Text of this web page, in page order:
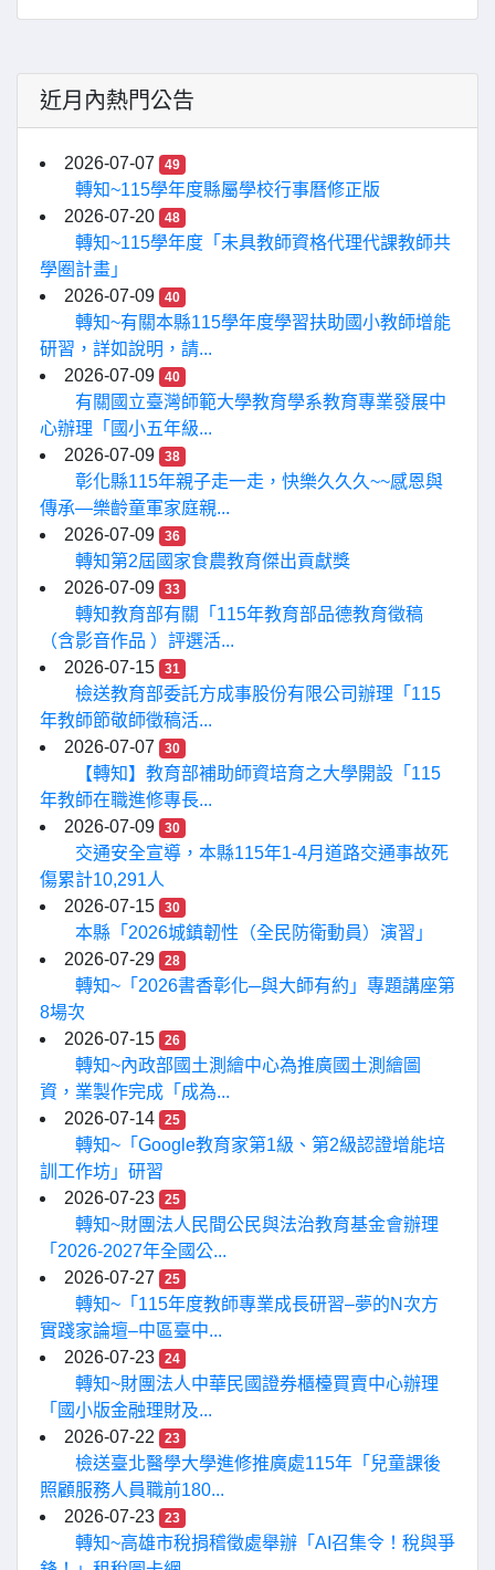
近月內熱門公告
2026-07-07 49
轉知~115學年度縣屬學校行事曆修正版
2026-07-20
48
轉知~115學年度「未具教師資格代理代課教師共
學圈計畫」
2026-07-09
40
轉知~有關本縣115學年度學習扶助國小教師增能
研習，詳如說明，請...
2026-07-09
40
有關國立臺灣師範大學教育學系教育專業發展中
心辦理「國小五年級...
2026-07-09
38
彰化縣115年親子走一走，快樂久久久~~感恩與
傳承—樂齡童軍家庭親...
2026-07-09
36
轉知第2屆國家食農教育傑出貢獻獎
2026-07-09
33
轉知教育部有關「115年教育部品德教育徵稿
（含影音作品 ）評選活...
2026-07-15
31
檢送教育部委託方成事股份有限公司辦理「115
年教師節敬師徵稿活...
2026-07-07
30
【轉知】教育部補助師資培育之大學開設「115
年教師在職進修專長...
2026-07-09
30
交通安全宣導，本縣115年1-4月道路交通事故死
傷累計10,291人
2026-07-15
30
本縣「2026城鎮韌性（全民防衛動員）演習」
2026-07-29
28
轉知~「2026書香彰化─與大師有約」專題講座第
8場次
2026-07-15
26
轉知~內政部國土測繪中心為推廣國土測繪圖
資，業製作完成「成為...
2026-07-14
25
轉知~「Google教育家第1級、第2級認證增能培
訓工作坊」研習
2026-07-23
25
轉知~財團法人民間公民與法治教育基金會辦理
「2026-2027年全國公...
2026-07-27
25
轉知~「115年度教師專業成長研習–夢的N次方
實踐家論壇–中區臺中...
2026-07-23
24
轉知~財團法人中華民國證券櫃檯買賣中心辦理
「國小版金融理財及...
2026-07-22
23
檢送臺北醫學大學進修推廣處115年「兒童課後
照顧服務人員職前180...
2026-07-23
23
轉知~高雄市稅捐稽徵處舉辦「AI召集令！稅與爭